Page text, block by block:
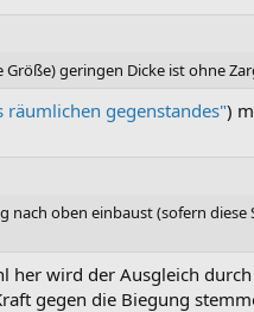
geringen Dicke ist ohne
räumlichen gegenstandes")
nach oben einbaust (sofern
her wird der Ausgleich
gegen die Biegung